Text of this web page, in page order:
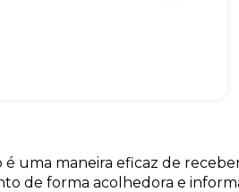
uma maneira eficaz de
de forma acolhedora e